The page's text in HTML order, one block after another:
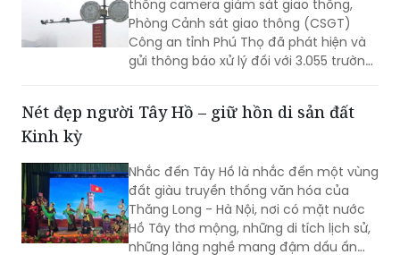
tháng 7trên địa bàn tỉnh Phú Thọ
Trong tháng 7/2026, thông qua hệ
thống camera giám sát giao thông,
Công an tỉnh Phú Thọ đã phát hiện và
gửi thông báo xử lý đối với 3.055 trường
thông (TTATGT). Các lỗi vi phạm phổ
biến tập trung vào hành vi chạy quá
tốc độ và không chấp hành tín hiệu
đèn giao thông.
Nét đẹp người Tây Hồ – giữ hồn di sản đất
Kinh kỳ
Nhắc đến Tây Hồ là nhắc đến một vùng
đất giàu truyền thống văn hóa của